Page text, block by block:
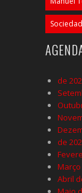
de
de
Abril